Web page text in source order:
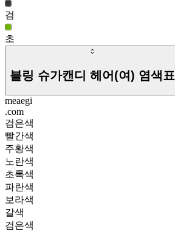
검
초
블링 슈가캔디 헤어(여) 염색표
meaegi
.com
검은색
빨간색
주황색
노란색
초록색
파란색
보라색
갈색
검은색